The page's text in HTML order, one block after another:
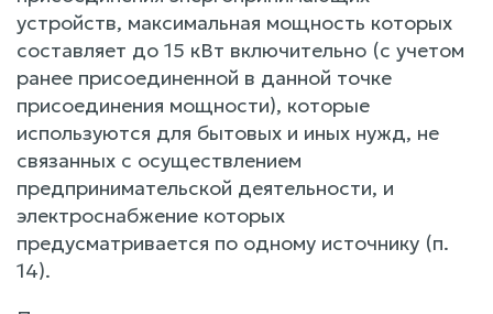
устройств, максимальная мощность которых
составляет до 15 кВт включительно (с учетом
ранее присоединенной в данной точке
присоединения мощности), которые
используются для бытовых и иных нужд, не
связанных с осуществлением
предпринимательской деятельности, и
электроснабжение которых
предусматривается по одному источнику (п.
14).